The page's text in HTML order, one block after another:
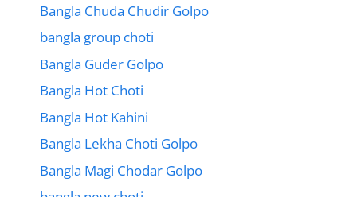
Bangla Chuda Chudir Golpo
bangla group choti
Bangla Guder Golpo
Bangla Hot Choti
Bangla Hot Kahini
Bangla Lekha Choti Golpo
Bangla Magi Chodar Golpo